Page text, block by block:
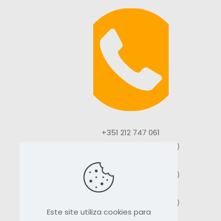
+351 212 747 061
(Chamada rede fixa nacional)
+351 212 747 494
(Chamada rede fixa nacional)
+351 212 747 349
(Chamada rede fixa nacional)
+351 935 108 354
Este site utiliza cookies para